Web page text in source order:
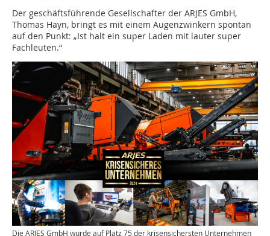
Der geschäftsführende Gesellschafter der ARJES GmbH,
Thomas Hayn, bringt es mit einem Augenzwinkern spontan
auf den Punkt: „Ist halt ein super Laden mit lauter super
Fachleuten.“
Die ARJES GmbH wurde auf Platz 75 der krisensichersten Unternehmen